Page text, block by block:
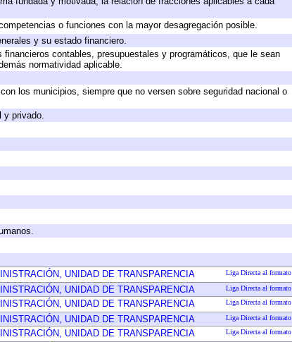
o funciones con la mayor desagregación posible.
y su estado financiero.
contables, presupuestales y programáticos, que le sean
normatividad aplicable.
los municipios, siempre que no versen sobre seguridad nacional o
y privado.
UNIDAD DE TRANSPARENCIA Liga Directa al formato
UNIDAD DE TRANSPARENCIA Liga Directa al formato
UNIDAD DE TRANSPARENCIA Liga Directa al formato
UNIDAD DE TRANSPARENCIA Liga Directa al formato
UNIDAD DE TRANSPARENCIA Liga Directa al formato